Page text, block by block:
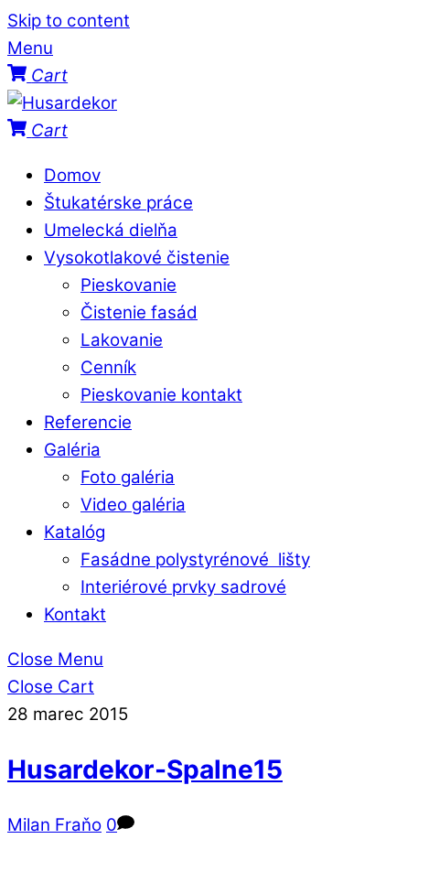
Skip to content
Menu
Cart
Cart
Domov
Štukatérske práce
Umelecká dielňa
Vysokotlakové čistenie
Pieskovanie
Čistenie fasád
Lakovanie
Cenník
Pieskovanie kontakt
Referencie
Galéria
Foto galéria
Video galéria
Katalóg
Fasádne polystyrénové lišty
Interiérové prvky sadrové
Kontakt
Close Menu
Close Cart
28 marec 2015
Husardekor-Spalne15
Milan Fraňo 0